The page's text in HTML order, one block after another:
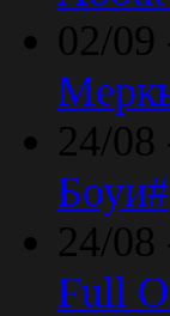
02/09
24/08
Боуи#
24/08
Full